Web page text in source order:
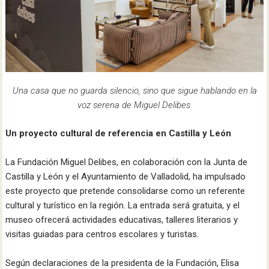
Una casa que no guarda silencio, sino que sigue hablando en la
voz serena de Miguel Delibes.
Un proyecto cultural de referencia en Castilla y León​
La Fundación Miguel Delibes, en colaboración con la Junta de
Castilla y León y el Ayuntamiento de Valladolid, ha impulsado
este proyecto que pretende consolidarse como un referente
cultural y turístico en la región. La entrada será gratuita, y el
museo ofrecerá actividades educativas, talleres literarios y
visitas guiadas para centros escolares y turistas.​
Según declaraciones de la presidenta de la Fundación, Elisa